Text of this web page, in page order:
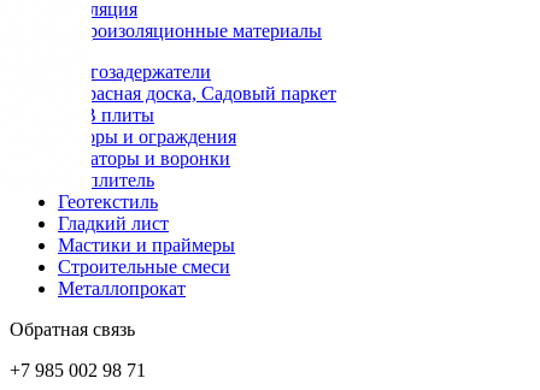
Изоляция
Гидроизоляционные материалы
Снегозадержатели
Террасная доска, Садовый паркет
OSB плиты
Заборы и ограждения
Аэраторы и воронки
Утеплитель
Геотекстиль
Гладкий лист
Мастики и праймеры
Строительные смеси
Металлопрокат
Обратная связь
+7 985 002 98 71